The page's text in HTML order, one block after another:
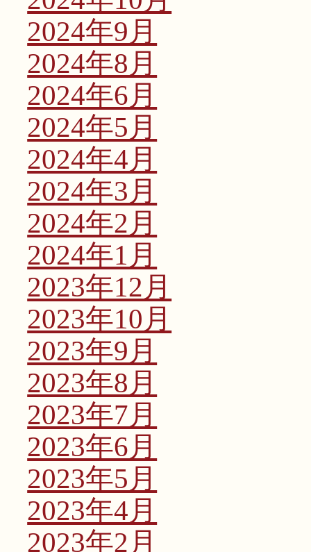
2024年9月
2024年8月
2024年6月
2024年5月
2024年4月
2024年3月
2024年2月
2024年1月
2023年12月
2023年10月
2023年9月
2023年8月
2023年7月
2023年6月
2023年5月
2023年4月
2023年2月